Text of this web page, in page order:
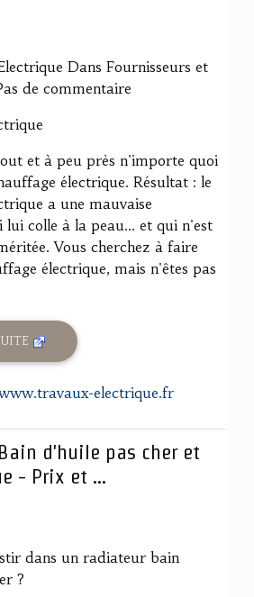
Dans Fournisseurs et
de commentaire
et à peu près n'importe quoi
électrique. Résultat : le
a une mauvaise
colle à la peau... et qui n'est
Vous cherchez à faire
électrique, mais n'êtes pas
electrique.fr
d'huile pas cher et
- Prix et ...
dans un radiateur bain
?